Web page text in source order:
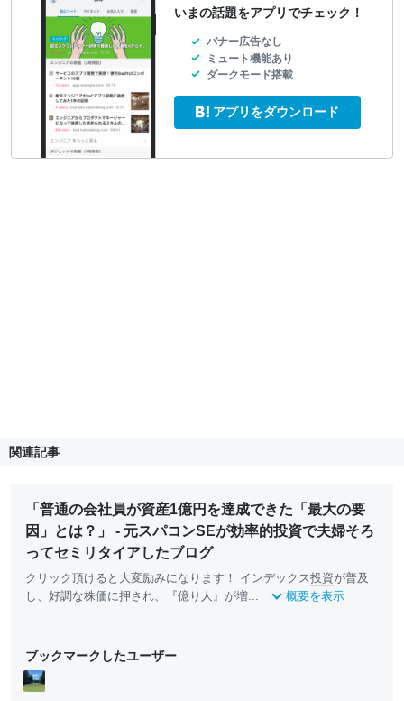
いまの話題をアプリでチェック！
バナー広告なし
ミュート機能あり
ダークモード搭載
アプリをダウンロード
関連記事
「普通の会社員が資産1億円を達成できた「最大の要
因」とは？」 - 元スパコンSEが効率的投資で夫婦そろ
ってセミリタイアしたブログ
クリック頂けると大変励みになります！ インデックス投資が普及
し、好調な株価に押され、『億り人』が増...
概要を表示
ブックマークしたユーザー